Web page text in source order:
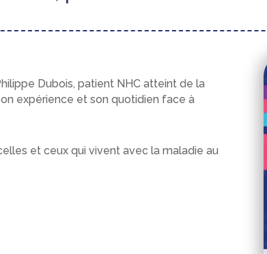
Dubois, patient NHC atteint de la
expérience et son quotidien face à
et ceux qui vivent avec la maladie au